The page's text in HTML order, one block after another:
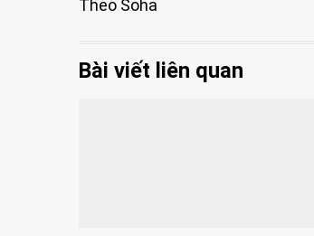
Theo Soha
Bài viết liên quan